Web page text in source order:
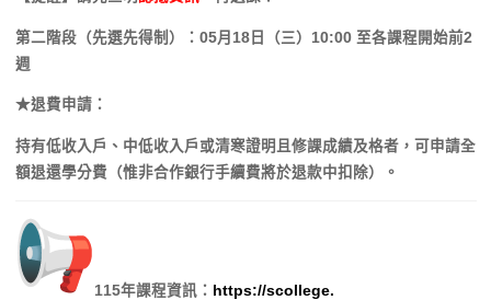
第二階段（先選先得制）：05月18日（三）10:00 至各課程開始前2
週
★退費申請：
持有低收入戶、中低收入戶或清寒證明且修課成績及格者， 可申請全
額退還學分費（惟非合作銀行手續費將於退款中扣除）。
115年課程資訊： https://scollege.